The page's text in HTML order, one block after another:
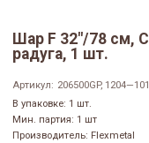
Шар F 32"/78 см,
радуга, 1 шт.
Артикул: 206500GP,
В упаковке: 1 шт.
Мин. партия: 1 шт
Производитель: Flexmetal